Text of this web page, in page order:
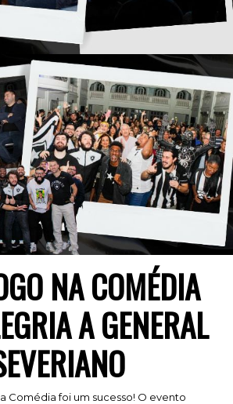
NA COMÉDIA
A GENERAL
Comédia foi um sucesso! O evento